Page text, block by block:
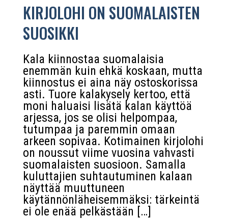
KIRJOLOHI ON SUOMALAISTEN
SUOSIKKI
Kala kiinnostaa suomalaisia
enemmän kuin ehkä koskaan, mutta
kiinnostus ei aina näy ostoskorissa
asti. Tuore kalakysely kertoo, että
moni haluaisi lisätä kalan käyttöä
arjessa, jos se olisi helpompaa,
tutumpaa ja paremmin omaan
arkeen sopivaa. Kotimainen kirjolohi
on noussut viime vuosina vahvasti
suomalaisten suosioon. Samalla
kuluttajien suhtautuminen kalaan
näyttää muuttuneen
käytännönläheisemmäksi: tärkeintä
ei ole enää pelkästään […]